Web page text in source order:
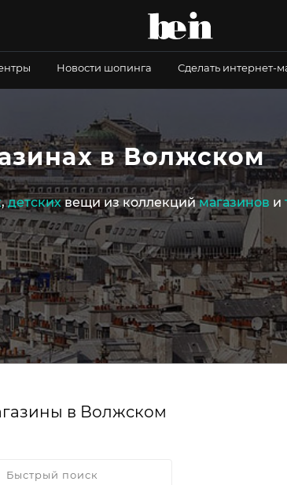
Новости шопинга Сделать интернет-
в Волжском
,детскихвещи из коллекциймагазинов и
в Волжском